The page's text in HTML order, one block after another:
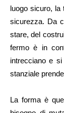
luogo sicuro, la
sicurezza. Da
stare, del
fermo è in
intrecciano e
stanziale
La forma è